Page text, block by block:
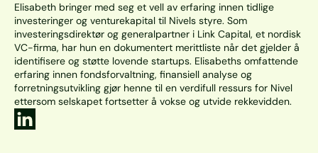
Elisabeth bringer med seg et vell av erfaring innen tidlige
investeringer og venturekapital til Nivels styre. Som
investeringsdirektør og generalpartner i Link Capital, et nordisk
VC-firma, har hun en dokumentert merittliste når det gjelder å
identifisere og støtte lovende startups. Elisabeths omfattende
erfaring innen fondsforvaltning, finansiell analyse og
forretningsutvikling gjør henne til en verdifull ressurs for Nivel
ettersom selskapet fortsetter å vokse og utvide rekkevidden.